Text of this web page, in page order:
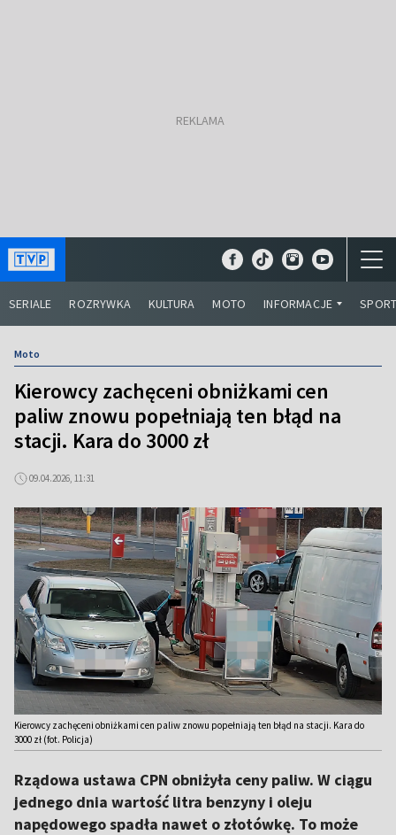
SERIALE ROZRYWKA KULTURA MOTO INFORMACJE
Moto
Kierowcy zachęceni obniżkami cen
paliw znowu popełniają ten błąd na
stacji. Kara do 3000 zł
09.04.2026, 11:31
Kierowcy zachęceni obniżkami cen paliw znowu popełniają ten błąd na stacji. Kara do
3000 zł (fot. Policja)
Rządowa ustawa CPN obniżyła ceny paliw. W ciągu
jednego dnia wartość litra benzyny i oleju
napędowego spadła nawet o złotówkę. To może